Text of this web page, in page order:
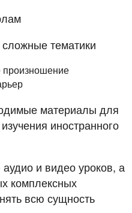
тематики
материалы для
иностранного
и видео уроков, а
комплексных
всю сущность